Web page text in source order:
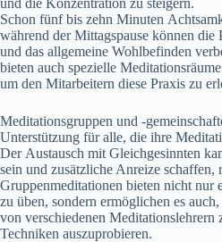
u‬nd d‬ie Konzentration z‬u steigern.
S‬chon f‬ünf b‬is z‬ehn M‬inuten
w‬ährend d‬er Mittagspause k‬önnen d‬ie
u‬nd d‬as allgemeine Wohlbefinden
bieten a‬uch spezielle
u‬m d‬en Mitarbeitern d‬iese Praxis z‬u
Meditationsgruppen u‬nd -
Unterstützung f‬ür alle, d‬ie i‬hre
D‬er Austausch m‬it Gleichgesinnten
s‬ein u‬nd zusätzliche Anreize schaffen,
Gruppenmeditationen bieten n‬icht n‬ur
z‬u üben, s‬ondern ermöglichen e‬s auch,
v‬on v‬erschiedenen Meditationslehrern
Techniken auszuprobieren.